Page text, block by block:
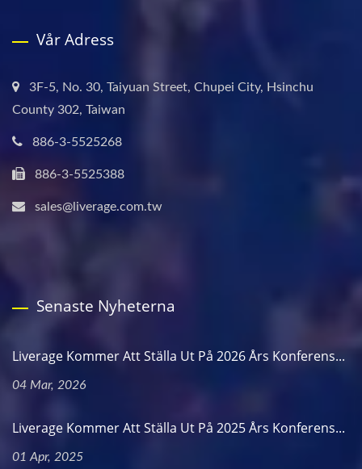
Vår Adress
3F-5, No. 30, Taiyuan Street, Chupei City, Hsinchu
County 302, Taiwan
886-3-5525268
886-3-5525388
sales@liverage.com.tw
Senaste Nyheterna
Liverage Kommer Att Ställa Ut På 2026 Års Konferens...
04 Mar, 2026
Liverage Kommer Att Ställa Ut På 2025 Års Konferens...
01 Apr, 2025